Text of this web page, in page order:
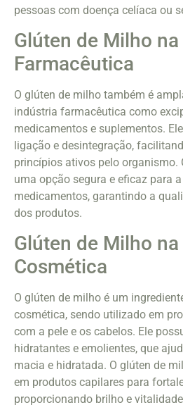
pessoas com doença celíaca ou
Glúten de Milho
Farmacêutica
O glúten de milho também é
indústria farmacêutica como
medicamentos e suplementos.
ligação e desintegração,
princípios ativos pelo organismo.
uma opção segura e eficaz para
medicamentos, garantindo a
dos produtos.
Glúten de Milho
Cosmética
O glúten de milho é um
cosmética, sendo utilizado em
com a pele e os cabelos. Ele
hidratantes e emolientes, que
macia e hidratada. O glúten de
em produtos capilares para
proporcionando brilho e